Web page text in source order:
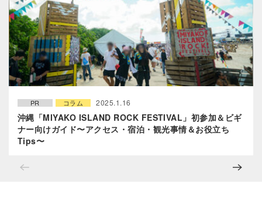
PR コラム 2025.1.16
沖縄「MIYAKO ISLAND ROCK FESTIVAL」初参加＆ビギ
ナー向けガイド〜アクセス・宿泊・観光事情＆お役立ち
Tips〜